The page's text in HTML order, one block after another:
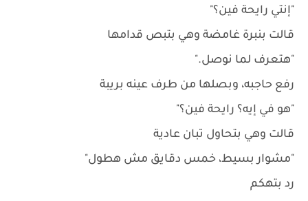
"إنتي رايحة فين؟"
قالت بنبرة غامضة وهي بتبص قدامها
"هتعرف لما نوصل."
رفع حاجبه، وبصلها من طرف عينه بريبة
"هو في إيه؟ رايحة فين؟"
قالت وهي بتحاول تبان عادية
"مشوار بسيط، خمس دقايق مش هطول"
رد بتهكم